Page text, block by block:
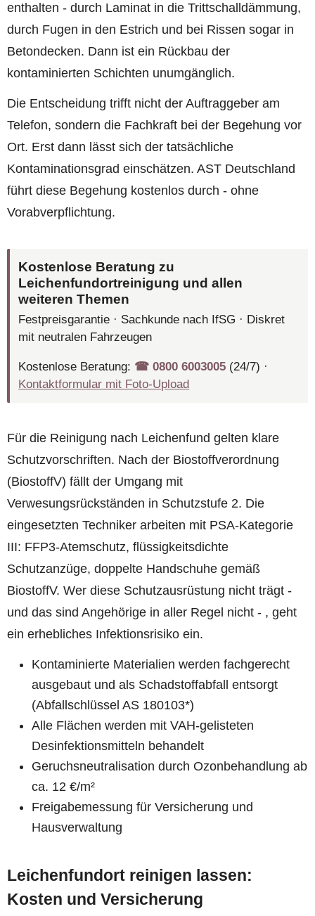
enthalten - durch Laminat in die Trittschalldämmung,
durch Fugen in den Estrich und bei Rissen sogar in
Betondecken. Dann ist ein Rückbau der
kontaminierten Schichten unumgänglich.
Die Entscheidung trifft nicht der Auftraggeber am
Telefon, sondern die Fachkraft bei der Begehung vor
Ort. Erst dann lässt sich der tatsächliche
Kontaminationsgrad einschätzen. AST Deutschland
führt diese Begehung kostenlos durch - ohne
Vorabverpflichtung.
Kostenlose Beratung zu
Leichenfundortreinigung und allen
weiteren Themen
Festpreisgarantie · Sachkunde nach IfSG · Diskret
mit neutralen Fahrzeugen
Kostenlose Beratung: ☎︎ 0800 6003005 (24/7) ·
Kontaktformular mit Foto-Upload
Für die Reinigung nach Leichenfund gelten klare
Schutzvorschriften. Nach der Biostoffverordnung
(BiostoffV) fällt der Umgang mit
Verwesungsrückständen in Schutzstufe 2. Die
eingesetzten Techniker arbeiten mit PSA-Kategorie
III: FFP3-Atemschutz, flüssigkeitsdichte
Schutzanzüge, doppelte Handschuhe gemäß
BiostoffV. Wer diese Schutzausrüstung nicht trägt -
und das sind Angehörige in aller Regel nicht - , geht
ein erhebliches Infektionsrisiko ein.
Kontaminierte Materialien werden fachgerecht
ausgebaut und als Schadstoffabfall entsorgt
(Abfallschlüssel AS 180103*)
Alle Flächen werden mit VAH-gelisteten
Desinfektionsmitteln behandelt
Geruchsneutralisation durch Ozonbehandlung ab
ca. 12 €/m²
Freigabemessung für Versicherung und
Hausverwaltung
Leichenfundort reinigen lassen:
Kosten und Versicherung